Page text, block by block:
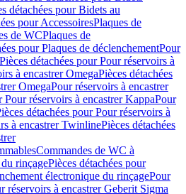
détachées pour Bidets au
pour AccessoiresPlaques de
de WCPlaques de
pour Plaques de déclenchementPour
Pièces détachées pour Pour réservoirs à
à encastrer OmegaPièces détachées
OmegaPour réservoirs à encastrer
Pour réservoirs à encastrer KappaPour
détachées pour Pour réservoirs à
à encastrer TwinlinePièces détachées
Commandes de WC à
rinçagePièces détachées pour
électronique du rinçagePour
réservoirs à encastrer Geberit Sigma